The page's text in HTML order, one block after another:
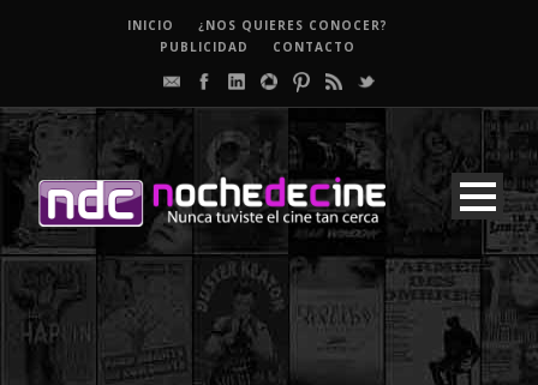
INICIO
¿NOS QUIERES CONOCER?
PUBLICIDAD
CONTACTO